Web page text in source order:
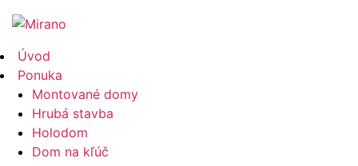
Úvod
Ponuka
Montované domy
Hrubá stavba
Holodom
Dom na kľúč